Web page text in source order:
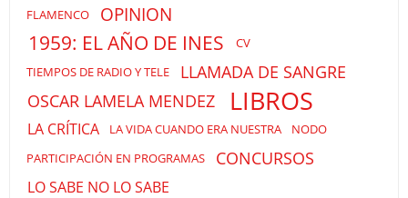
FLAMENCO
OPINION
1959: EL AÑO DE INES
CV
TIEMPOS DE RADIO Y TELE
LLAMADA DE SANGRE
OSCAR LAMELA MENDEZ
LIBROS
LA CRÍTICA LA VIDA CUANDO ERA NUESTRA
NODO
PARTICIPACIÓN EN PROGRAMAS
CONCURSOS
LO SABE NO LO SABE